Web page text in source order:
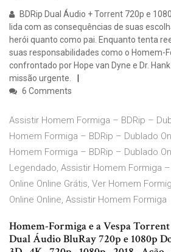
BDRip Dual Áudio + Torrent 720p e
lida com as consequências de suas
herói quanto como pai. Enquanto tenta
suas responsabilidades como o Homem-
confrontado por Hope van Dyne e Dr.
missão urgente.
6 Comments
Assistir Homem Formiga – BDRip –
Homem Formiga – BDRip – Dublado
Homem Formiga – BDRip – Dublado
Legendado, Assistir Homem Formiga
Online Online Grátis, Ver Homem
Online Online, Assistir Homem Formiga
Homem-Formiga e a Vespa
Dual Áudio BluRay 720p e 1080p